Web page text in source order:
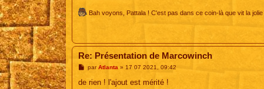
Bah voyons, Pattala ! C'est pas dans ce coin-là que vit la jolie
Re: Présentation de Marcowinch
M
s
parAtlanta » 17 07 2021, 09:42
de rien ! l'ajout est mérité !